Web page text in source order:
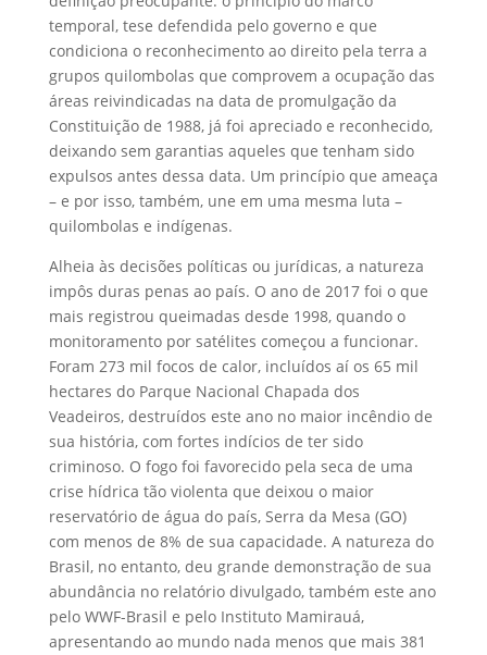
temporal, tese defendida pelo governo e que
condiciona o reconhecimento ao direito pela terra a
grupos quilombolas que comprovem a ocupação das
áreas reivindicadas na data de promulgação da
Constituição de 1988, já foi apreciado e reconhecido,
deixando sem garantias aqueles que tenham sido
expulsos antes dessa data. Um princípio que ameaça
– e por isso, também, une em uma mesma luta –
quilombolas e indígenas.
Alheia às decisões políticas ou jurídicas, a natureza
impôs duras penas ao país. O ano de 2017 foi o que
mais registrou queimadas desde 1998, quando o
monitoramento por satélites começou a funcionar.
Foram 273 mil focos de calor, incluídos aí os 65 mil
hectares do Parque Nacional Chapada dos
Veadeiros, destruídos este ano no maior incêndio de
sua história, com fortes indícios de ter sido
criminoso. O fogo foi favorecido pela seca de uma
crise hídrica tão violenta que deixou o maior
reservatório de água do país, Serra da Mesa (GO)
com menos de 8% de sua capacidade. A natureza do
Brasil, no entanto, deu grande demonstração de sua
abundância no relatório divulgado, também este ano
pelo WWF-Brasil e pelo Instituto Mamirauá,
apresentando ao mundo nada menos que mais 381